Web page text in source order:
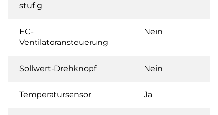
stufig
EC-
Ventilatoransteuerung
Nein
Sollwert-Drehknopf Nein
Temperatursensor Ja